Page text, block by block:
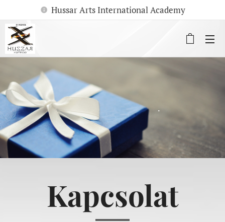
Hussar Arts International Academy
.
Kapcsolat